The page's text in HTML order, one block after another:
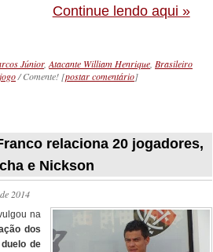
Continue lendo aqui »
Júnior,Atacante William Henrique, Brasileiro
/ Comente! [postar comentário]
relaciona 20 jogadores,
e Nickson
2014
na
dos
de